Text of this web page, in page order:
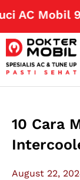
Mobil 99
10 Cara
August 22,